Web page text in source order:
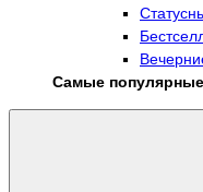
Самые популярные